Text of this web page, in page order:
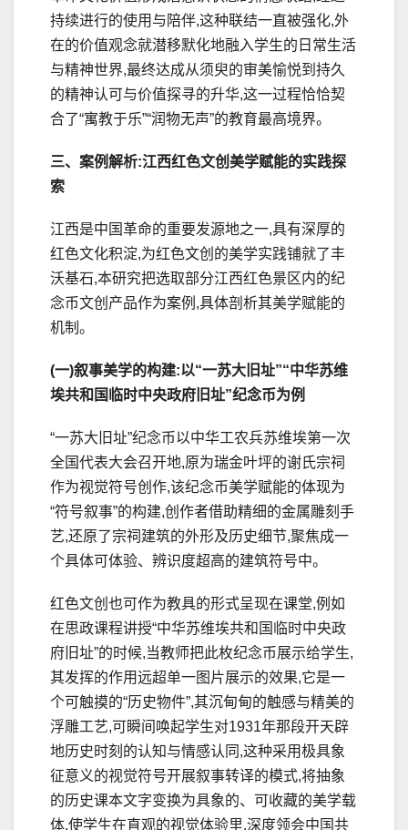
持续进行的使用与陪伴,这种联结一直被强化,外
在的价值观念就潜移默化地融入学生的日常生活
与精神世界,最终达成从须臾的审美愉悦到持久
的精神认可与价值探寻的升华,这一过程恰恰契
合了“寓教于乐”“润物无声”的教育最高境界。
三、案例解析:江西红色文创美学赋能的实践探
索
江西是中国革命的重要发源地之一,具有深厚的
红色文化积淀,为红色文创的美学实践铺就了丰
沃基石,本研究把选取部分江西红色景区内的纪
念币文创产品作为案例,具体剖析其美学赋能的
机制。
(一)叙事美学的构建:以“一苏大旧址”“中华苏维
埃共和国临时中央政府旧址”纪念币为例
“一苏大旧址”纪念币以中华工农兵苏维埃第一次
全国代表大会召开地,原为瑞金叶坪的谢氏宗祠
作为视觉符号创作,该纪念币美学赋能的体现为
“符号叙事”的构建,创作者借助精细的金属雕刻手
艺,还原了宗祠建筑的外形及历史细节,聚焦成一
个具体可体验、辨识度超高的建筑符号中。
红色文创也可作为教具的形式呈现在课堂,例如
在思政课程讲授“中华苏维埃共和国临时中央政
府旧址”的时候,当教师把此枚纪念币展示给学生,
其发挥的作用远超单一图片展示的效果,它是一
个可触摸的“历史物件”,其沉甸甸的触感与精美的
浮雕工艺,可瞬间唤起学生对1931年那段开天辟
地历史时刻的认知与情感认同,这种采用极具象
征意义的视觉符号开展叙事转译的模式,将抽象
的历史课本文字变换为具象的、可收藏的美学载
体,使学生在直观的视觉体验里,深度领会中国共